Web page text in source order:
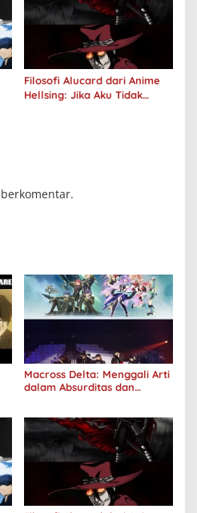
Filosofi Alucard dari Anime
Hellsing: Jika Aku Tidak
Macross Delta: Menggali Arti
dalam Absurditas dan